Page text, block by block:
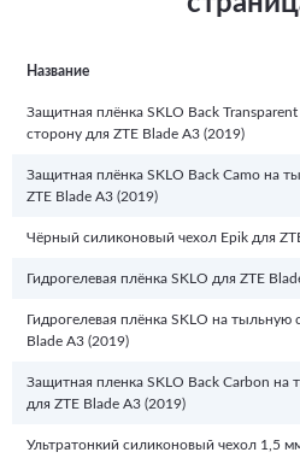
эксплуатационный срок. Кроме того,
Название
Защитная плёнка SKLO Back
сторону для ZTE Blade A3 (2019)
Защитная плёнка SKLO Back Camo на
ZTE Blade A3 (2019)
Чёрный силиконовый чехол Epik для
Гидрогелевая плёнка SKLO для ZTE
Гидрогелевая плёнка SKLO на тыльную
Blade A3 (2019)
Защитная пленка SKLO Back Carbon на
для ZTE Blade A3 (2019)
Ультратонкий силиконовый чехол 1,5